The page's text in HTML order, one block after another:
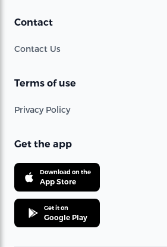
Contact
Contact Us
Terms of use
Privacy Policy
Get the app
Download on the
App Store
Get it on
Google Play